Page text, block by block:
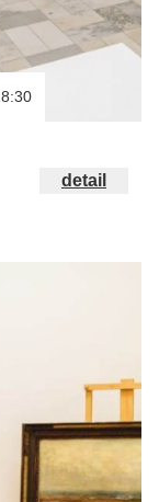
detail